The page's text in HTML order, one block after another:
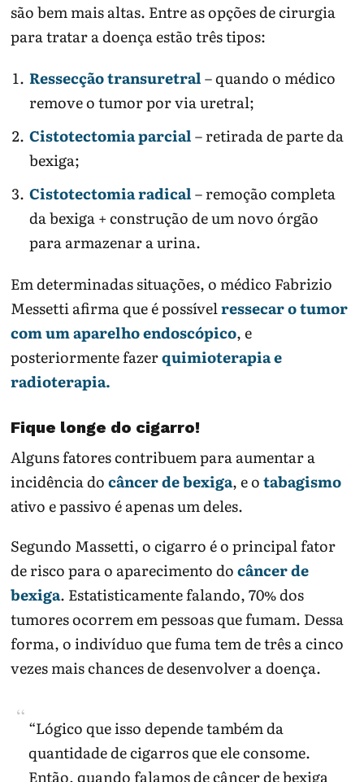
são bem mais altas. Entre as opções de cirurgia
para tratar a doença estão três tipos:
Ressecção transuretral– quando o médico
remove o tumor por via uretral;
Cistotectomia parcial– retirada de parte da
bexiga;
Cistotectomia radical– remoção completa
da bexiga + construção de um novo órgão
para armazenar a urina.
Em determinadas situações, o médico Fabrizio
Messetti afirma que é possívelressecar o tumor
com um aparelho endoscópico, e
posteriormente fazerquimioterapia e
radioterapia.
Fique longe do cigarro!
Alguns fatores contribuem para aumentar a
incidência docâncer de bexiga, e otabagismo
ativo e passivo é apenas um deles.
Segundo Massetti, o cigarro é o principal fator
de risco para o aparecimento docâncer de
bexiga. Estatisticamente falando, 70% dos
tumores ocorrem em pessoas que fumam. Dessa
forma, o indivíduo que fuma tem de três a cinco
vezes mais chances de desenvolver a doença.
“Lógico que isso depende também da
quantidade de cigarros que ele consome.
Então, quando falamos de câncer de bexiga